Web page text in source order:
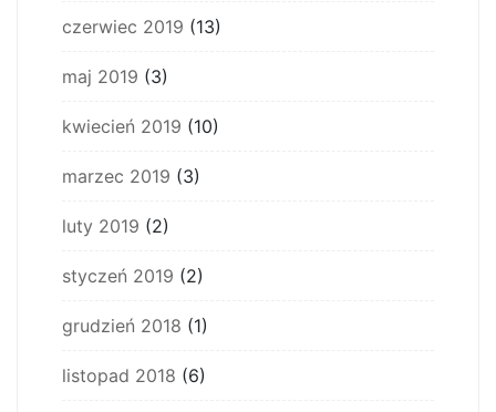
czerwiec 2019 (13)
maj 2019 (3)
kwiecień 2019 (10)
marzec 2019 (3)
luty 2019 (2)
styczeń 2019 (2)
grudzień 2018 (1)
listopad 2018 (6)